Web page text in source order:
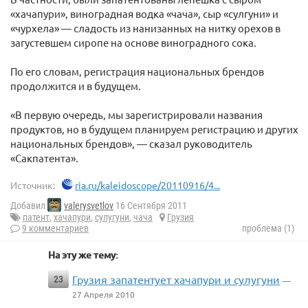
«хачапури», виноградная водка «чача», сыр «сулгуни» и
«чурхела» — сладость из нанизанных на нитку орехов в
загустевшем сиропе на основе виноградного сока.
По его словам, регистрация национальных брендов
продолжится и в будущем.
«В первую очередь, мы зарегистрировали названия
продуктов, но в будущем планируем регистрацию и других
национальных брендов», — сказал руководитель
«Сакпатента».
Источник: ria.ru/kaleidoscope/20110916/4...
Добавил valerysvetlov 16 Сентября 2011
патент, хачапури, сулугуни, чача
Грузия
9 комментариев
проблема (1)
На эту же тему:
23 Грузия запатентует хачапури и сулугуни —
27 Апреля 2010